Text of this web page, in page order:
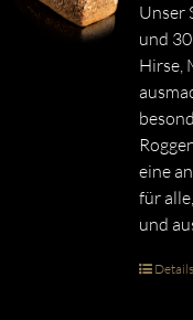
Unser
und
Hirse,
eine
für
und
Details